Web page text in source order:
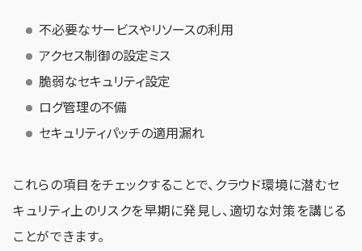
不必要なサービスやリソースの利用
アクセス制御の設定ミス
脆弱なセキュリティ設定
ログ管理の不備
セキュリティパッチの適用漏れ
これらの項目をチェックすることで、クラウド環境に潜むセ
キュリティ上のリスクを早期に発見し、適切な対策を講じる
ことができます。